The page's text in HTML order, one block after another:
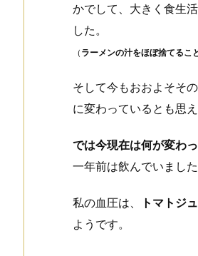
かでして、大きく食生
した。
（ ラーメンの汁をほぼ捨てるこ
そして今もおおよそそ
に変わっているとも思え
では今現在は何が変わ
一年前は飲んでいまし
私の血圧は、
トマトジ
ようです。